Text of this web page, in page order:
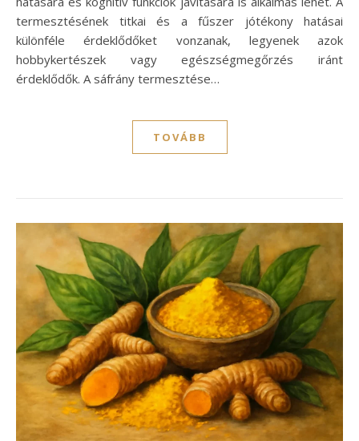
termesztésének titkai és a fűszer jótékony hatásai
különféle érdeklődőket vonzanak, legyenek azok
hobbykertészek vagy egészségmegőrzés iránt
érdeklődők. A sáfrány termesztése…
TOVÁBB